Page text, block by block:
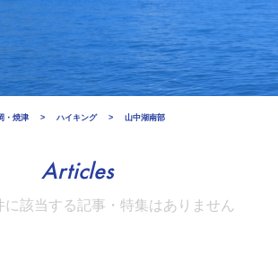
・焼津 ハイキング 山中湖南部
Articles
に該当する記事・特集はありません